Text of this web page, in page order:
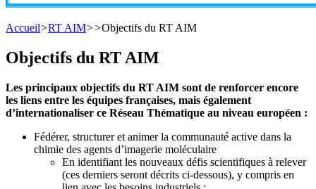
Accueil>RT AIM>>Objectifs du RT AIM
Objectifs du RT AIM
Les principaux objectifs du RT AIM sont de renforcer encore
les liens entre les équipes françaises, mais également
d’internationaliser ce Réseau Thématique au niveau européen :
Fédérer, structurer et animer la communauté active dans la
chimie des agents d’imagerie moléculaire
En identifiant les nouveaux défis scientifiques à relever
(ces derniers seront décrits ci-dessous), y compris en